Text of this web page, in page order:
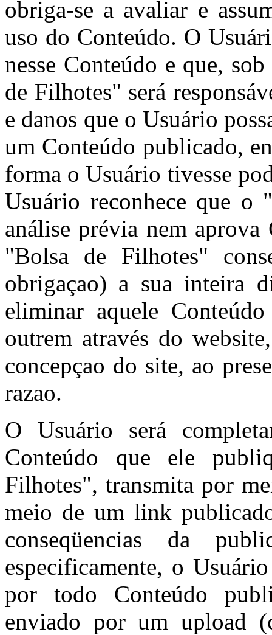
obriga-se a avaliar e
uso do Conteúdo. O
nesse Conteúdo e que,
de Filhotes" será
e danos que o Usuário
um Conteúdo publicado,
forma o Usuário tivesse
Usuário reconhece que o
análise prévia nem
"Bolsa de Filhotes"
obrigaçao) a sua inteira
eliminar aquele
outrem através do
concepçao do site, ao
razao.
O Usuário será
Conteúdo que ele
Filhotes", transmita por
meio de um link
conseqüencias da
especificamente, o
por todo Conteúdo
enviado por um upload